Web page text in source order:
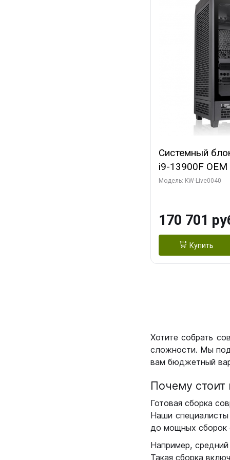
Системный
i9-13900F OEM
7, Efficient-co/
3xDP HD/ 960
Модель: KW-Live0040
170 701
Купить
Хотите собрать
сложности. Мы
вам бюджетный
Почему стоит
Готовая сборка
Наши
до мощных сборок
Например,
Такая сборка